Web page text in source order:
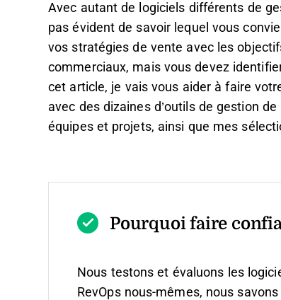
Avec autant de logiciels différents de
pas évident de savoir lequel vous
vos stratégies de vente avec les
commerciaux, mais vous devez
cet article, je vais vous aider à faire
avec des dizaines d’outils de gestion
équipes et projets, ainsi que mes
Pourquoi faire
Nous testons et évaluons les
RevOps nous-mêmes, nous